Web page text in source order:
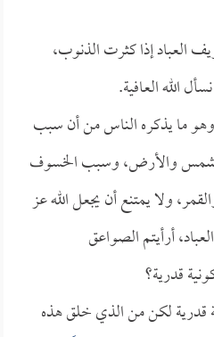
العباد إذا كثرت الذنوب،
الله العافية.
ما يذكره الناس من أن سبب
والأرض، وسبب الخسوف
ولا يمتنع أن يجعل الله عز
أرأيتم الصواعق
قدرية؟
قدرية لكن من الذي خلق هذه